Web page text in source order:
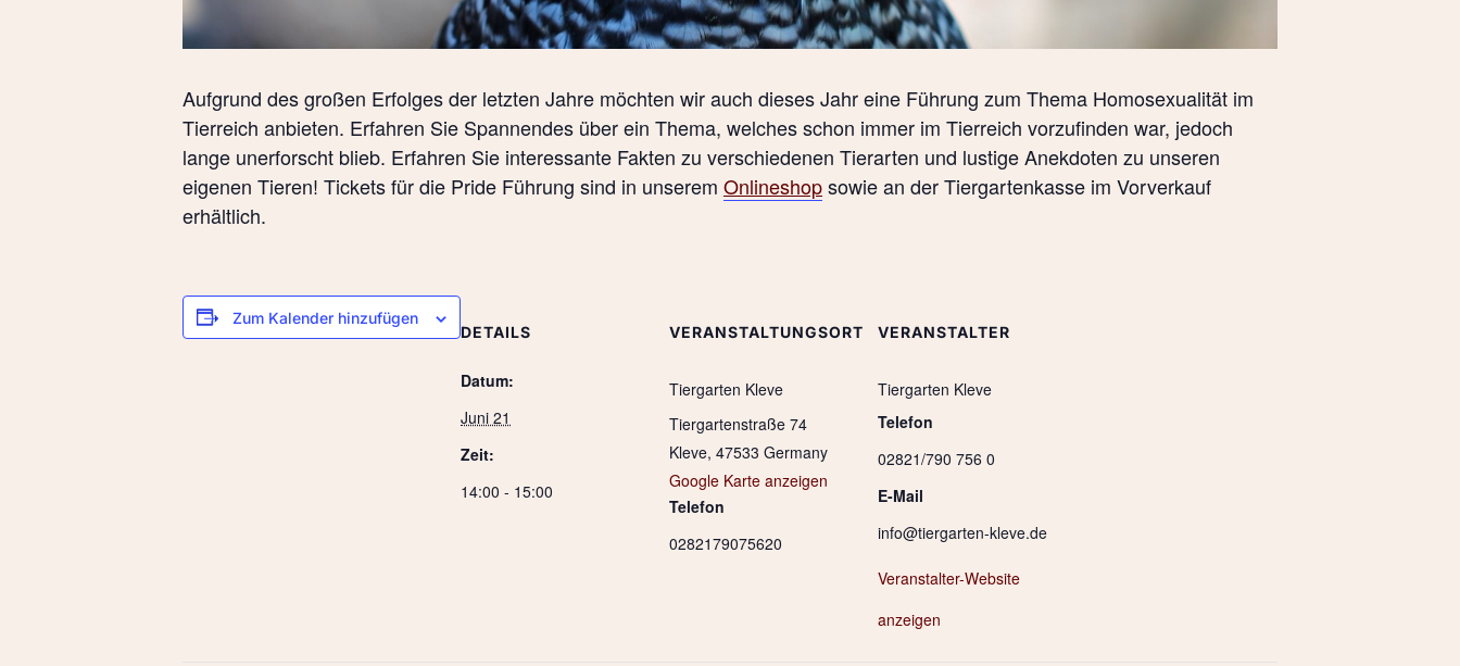
Aufgrund des großen Erfolges der letzten Jahre möchten wir auch dieses Jahr eine Führung zum Thema Homosexualität im
Tierreich anbieten. Erfahren Sie Spannendes über ein Thema, welches schon immer im Tierreich vorzufinden war, jedoch
lange unerforscht blieb. Erfahren Sie interessante Fakten zu verschiedenen Tierarten und lustige Anekdoten zu unseren
eigenen Tieren! Tickets für die Pride Führung sind in unserem Onlineshopsowie an der Tiergartenkasse im Vorverkauf
erhältlich.
Zum Kalender hinzufügen
DETAILS
Datum:
Juni 21
Zeit:
14:00 - 15:00
VERANSTALTUNGSORT
Tiergarten Kleve
Tiergartenstraße 74
Kleve, 47533 Germany
Google Karte anzeigen
Telefon
0282179075620
VERANSTALTER
Tiergarten Kleve
Telefon
02821/790 756 0
E-Mail
info@tiergarten-kleve.de
Veranstalter-Website
anzeigen